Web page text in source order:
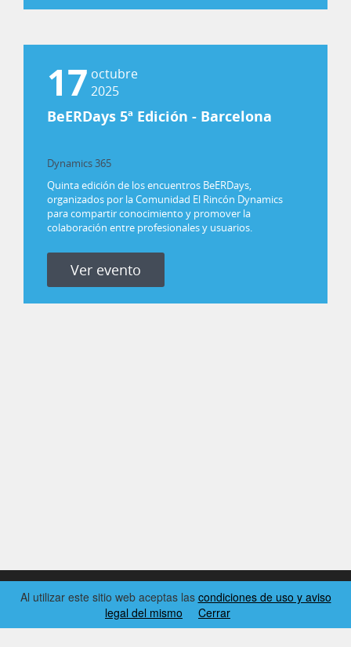
17 octubre
2025
BeERDays 5ª Edición - Barcelona
Dynamics 365
Power Platform
Quinta edición de los encuentros BeERDays,
organizados por la Comunidad El Rincón Dynamics
para compartir conocimiento y promover la
colaboración entre profesionales y usuarios.
Ver evento
2026 © EL RINCÓN DYNAMICS
Al utilizar este sitio web aceptas las condiciones de uso y aviso
legal del mismo
Cerrar